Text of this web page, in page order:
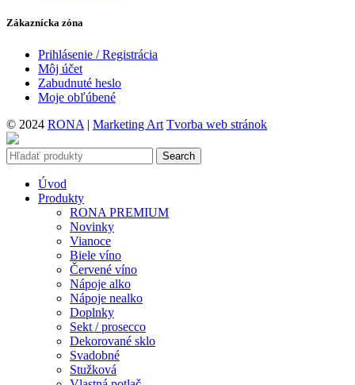
Zákaznícka zóna
Prihlásenie / Registrácia
Môj účet
Zabudnuté heslo
Moje obľúbené
© 2024 RONA | Marketing Art Tvorba web stránok
Search
Úvod
Produkty
RONA PREMIUM
Novinky
Vianoce
Biele víno
Červené víno
Nápoje alko
Nápoje nealko
Doplnky
Sekt / prosecco
Dekorované sklo
Svadobné
Stužková